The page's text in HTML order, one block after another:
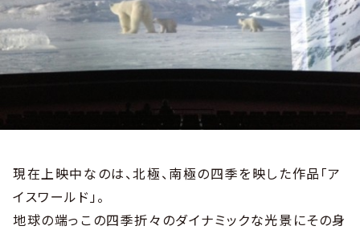
現在上映中なのは、北極、南極の四季を映した作品「ア
イスワールド」。
地球の端っこの四季折々のダイナミックな光景にその身